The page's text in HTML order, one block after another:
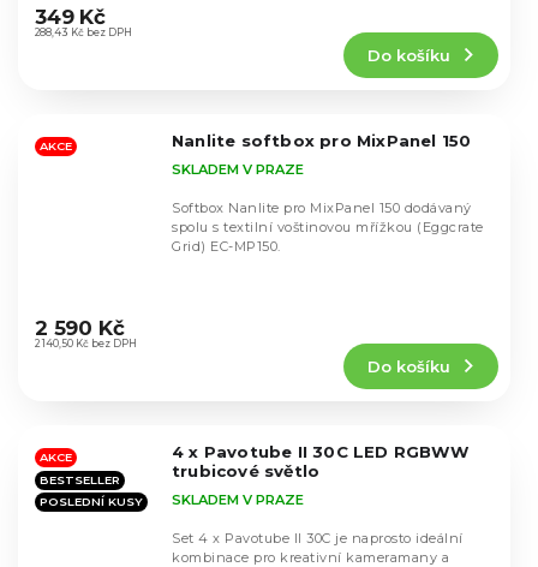
hodnocení
produktu
hvězdiček.
288,43 Kč bez DPH
349 Kč
Do košíku
AKCE Nanlite softbox pro MixPanel 150
hodnocení
produktu
hvězdiček.
SKLADEM V PRAZE
2 140,50 Kč bez DPH
2 590 Kč
Do košíku
Softbox Nanlite pro MixPanel 150 dodávaný
spolu s textilní voštinovou mřížkou (Eggcrate
AKCE
BESTSELLER
POSLEDNÍ KUSY
4 x Pavotube II 30C LED RGBWW
trubicové světlo
SKLADEM V PRAZE
Set 4 x Pavotube II 30C je naprosto ideální
kombinace pro kreativní kameramany a